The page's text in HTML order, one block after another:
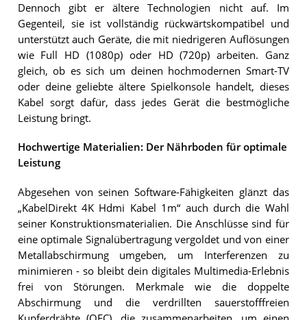
Dennoch gibt er ältere Technologien nicht auf. Im
Gegenteil, sie ist vollständig rückwärtskompatibel und
unterstützt auch Geräte, die mit niedrigeren Auflösungen
wie Full HD (1080p) oder HD (720p) arbeiten. Ganz
gleich, ob es sich um deinen hochmodernen Smart-TV
oder deine geliebte ältere Spielkonsole handelt, dieses
Kabel sorgt dafür, dass jedes Gerät die bestmögliche
Leistung bringt.
Hochwertige Materialien: Der Nährboden für optimale
Leistung
Abgesehen von seinen Software-Fähigkeiten glänzt das
„KabelDirekt 4K Hdmi Kabel 1m“ auch durch die Wahl
seiner Konstruktionsmaterialien. Die Anschlüsse sind für
eine optimale Signalübertragung vergoldet und von einer
Metallabschirmung umgeben, um Interferenzen zu
minimieren - so bleibt dein digitales Multimedia-Erlebnis
frei von Störungen. Merkmale wie die doppelte
Abschirmung und die verdrillten sauerstofffreien